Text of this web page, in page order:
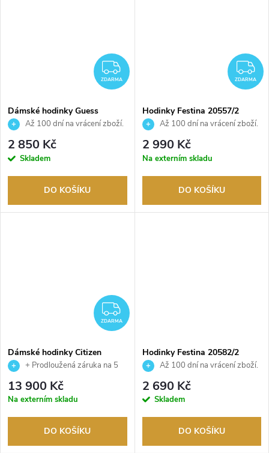
ZDARMA
ZDARMA
Dámské hodinky Guess
GW0668L1
Až 100 dní na vrácení zboží.
Autorizovaný prodejce.
2 850 Kč
Skladem
DO KOŠÍKU
ZDARMA
Hodinky Festina 20557/2
Až 100 dní na vrácení zboží.
Autorizovaný prodejce.
2 990 Kč
Na externím skladu
DO KOŠÍKU
ZDARMA
ZDARMA
Dámské hodinky Citizen
FC0010-55D
+ Prodloužená záruka na 5
let. Až 100 dní na vrácení zboží.
Autorizovaný prodejce.
13 900 Kč
Na externím skladu
DO KOŠÍKU
Hodinky Festina 20582/2
Až 100 dní na vrácení zboží.
Autorizovaný prodejce.
2 690 Kč
Skladem
DO KOŠÍKU